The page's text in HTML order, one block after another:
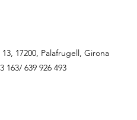
13, 17200, Palafrugell, Girona
163/ 639 926 493